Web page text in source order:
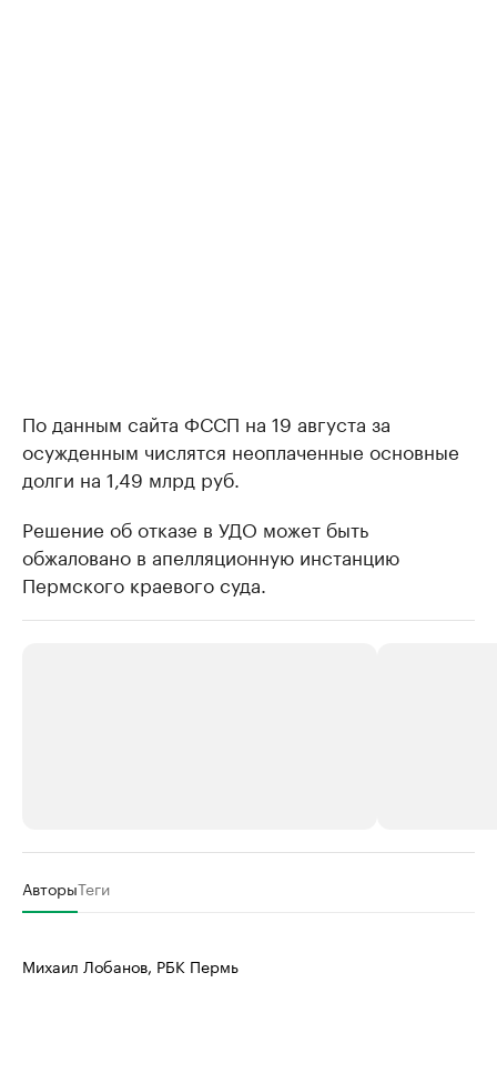
По данным сайта ФССП на 19 августа за
осужденным числятся неоплаченные основные
долги на 1,49 млрд руб.
Решение об отказе в УДО может быть
обжаловано в апелляционную инстанцию
Пермского краевого суда.
РБК Компании
Ознакомьтесь с информацией в каталоге
АвторыТеги
Михаил Лобанов, РБК Пермь